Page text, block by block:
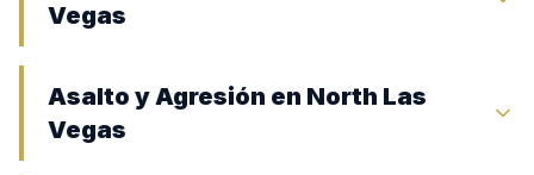
Vegas
Asalto y Agresión en North Las
Vegas